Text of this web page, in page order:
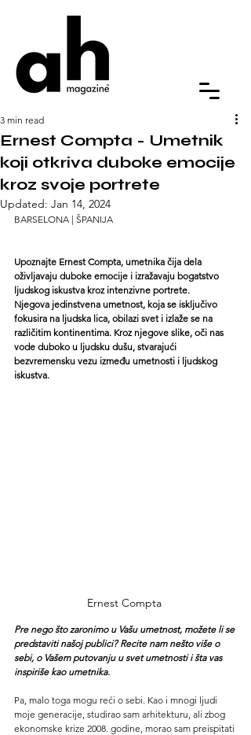
Ernest Compta - Umetnik
koji otkriva duboke emocije
kroz svoje portrete
3 min read
Updated: Jan 14, 2024
BARSELONA | ŠPANIJA
Upoznajte Ernest Compta, umetnika čija dela
oživljavaju duboke emocije i izražavaju bogatstvo
ljudskog iskustva kroz intenzivne portrete.
Njegova jedinstvena umetnost, koja se isključivo
fokusira na ljudska lica, obilazi svet i izlaže se na
različitim kontinentima. Kroz njegove slike, oči nas
vode duboko u ljudsku dušu, stvarajući
bezvremensku vezu između umetnosti i ljudskog
iskustva.
Ernest Compta
Pre nego što zaronimo u Vašu umetnost, možete li se
predstaviti našoj publici? Recite nam nešto više o
sebi, o Vašem putovanju u svet umetnosti i šta vas
inspiriše kao umetnika.
Pa, malo toga mogu reći o sebi. Kao i mnogi ljudi
moje generacije, studirao sam arhitekturu, ali zbog
ekonomske krize 2008. godine, morao sam preispitati